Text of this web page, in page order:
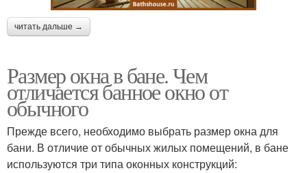
читать дальше →
Размер окна в бане. Чем
отличается банное окно от
обычного
Прежде всего, необходимо выбрать размер окна для
бани. В отличие от обычных жилых помещений, в бане
используются три типа оконных конструкций: